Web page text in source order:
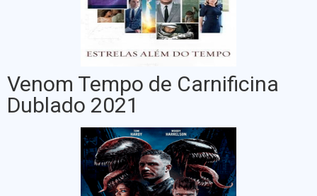
Venom Tempo de Carnificina
Dublado 2021